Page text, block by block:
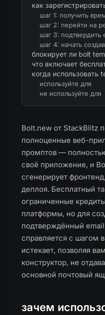
как
шаг 1: получить
шаг 2: перейти на
шаг 3: подтвердить
шаг 4: начать
блокирует ли bolt
что включает
когда использовать
используйте для
не используйте для
Bolt.new от StackBlitz
полноценные веб-
промптов —
своё приложение, и
сгенерирует
деплоя. Бесплатный
ограниченные
платформы, но для
подтверждённый
справляется с шагом
истекает, позволяя
конструктор, не
основной почтовый
зачем